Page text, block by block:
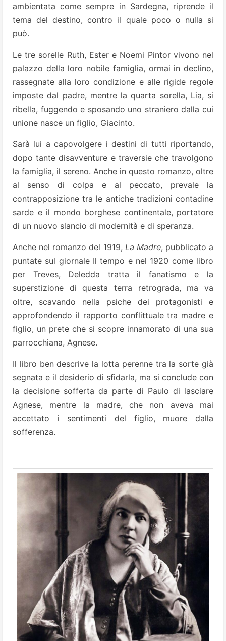
ambientata come sempre in Sardegna, riprende il
tema del destino, contro il quale poco o nulla si
può.
Le tre sorelle Ruth, Ester e Noemi Pintor vivono nel
palazzo della loro nobile famiglia, ormai in declino,
rassegnate alla loro condizione e alle rigide regole
imposte dal padre, mentre la quarta sorella, Lia, si
ribella, fuggendo e sposando uno straniero dalla cui
unione nasce un figlio, Giacinto.
Sarà lui a capovolgere i destini di tutti riportando,
dopo tante disavventure e traversie che travolgono
la famiglia, il sereno. Anche in questo romanzo, oltre
al senso di colpa e al peccato, prevale la
contrapposizione tra le antiche tradizioni contadine
sarde e il mondo borghese continentale, portatore
di un nuovo slancio di modernità e di speranza.
Anche nel romanzo del 1919, La Madre, pubblicato a
puntate sul giornale Il tempo e nel 1920 come libro
per Treves, Deledda tratta il fanatismo e la
superstizione di questa terra retrograda, ma va
oltre, scavando nella psiche dei protagonisti e
approfondendo il rapporto conflittuale tra madre e
figlio, un prete che si scopre innamorato di una sua
parrocchiana, Agnese.
Il libro ben descrive la lotta perenne tra la sorte già
segnata e il desiderio di sfidarla, ma si conclude con
la decisione sofferta da parte di Paulo di lasciare
Agnese, mentre la madre, che non aveva mai
accettato i sentimenti del figlio, muore dalla
sofferenza.